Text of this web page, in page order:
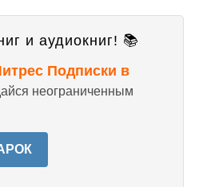
и аудиокниг! 📚
Подписки в
неограниченным